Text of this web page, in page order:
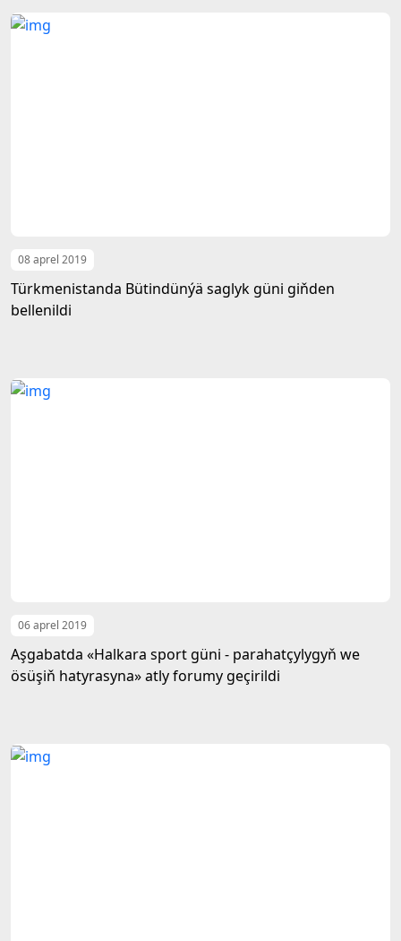
08 aprel 2019
Türkmenistanda Bütindünýä saglyk güni giňden
bellenildi
06 aprel 2019
Aşgabatda «Halkara sport güni - parahatçylygyň we
ösüşiň hatyrasyna» atly forumy geçirildi